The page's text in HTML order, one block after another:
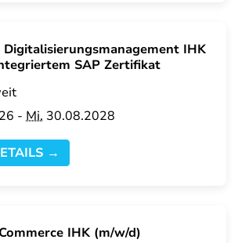
IHK
SAP Zertifikat
-Mi. 30.08.2028
→
IHK (m/w/d)